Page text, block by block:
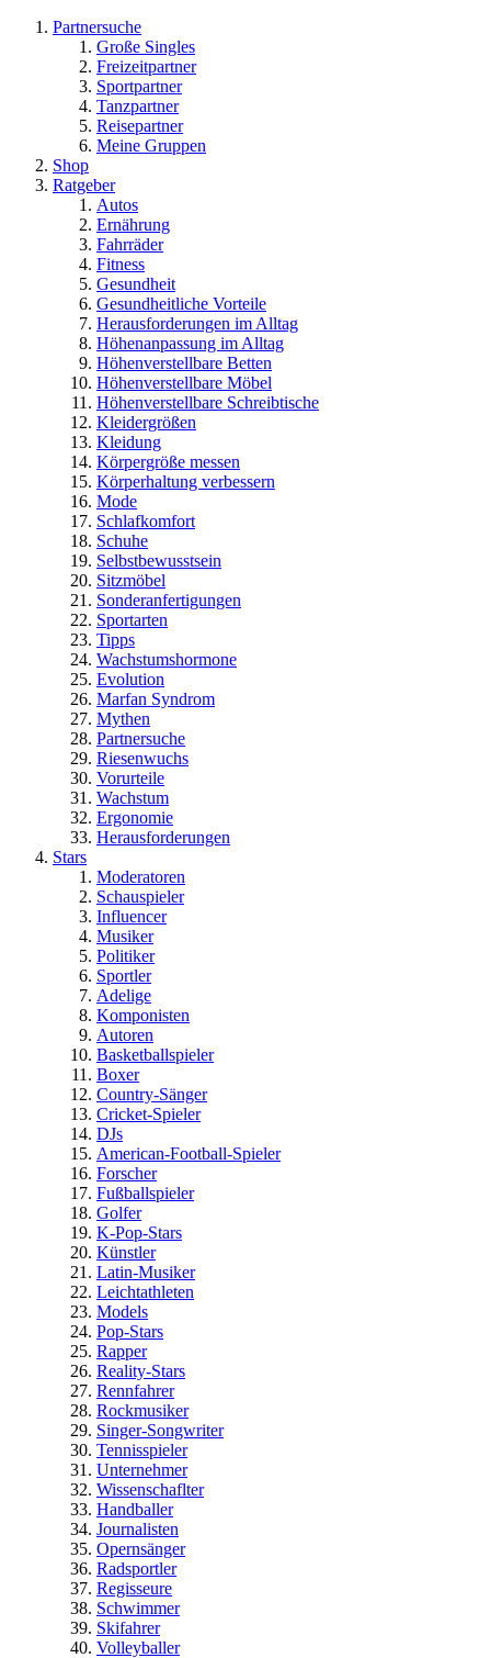
Partnersuche
Große Singles
Freizeitpartner
Sportpartner
Tanzpartner
Reisepartner
Meine Gruppen
Shop
Ratgeber
Autos
Ernährung
Fahrräder
Fitness
Gesundheit
Gesundheitliche Vorteile
Herausforderungen im Alltag
Höhenanpassung im Alltag
Höhenverstellbare Betten
Höhenverstellbare Möbel
Höhenverstellbare Schreibtische
Kleidergrößen
Kleidung
Körpergröße messen
Körperhaltung verbessern
Mode
Schlafkomfort
Schuhe
Selbstbewusstsein
Sitzmöbel
Sonderanfertigungen
Sportarten
Tipps
Wachstumshormone
Evolution
Marfan Syndrom
Mythen
Partnersuche
Riesenwuchs
Vorurteile
Wachstum
Ergonomie
Herausforderungen
Stars
Moderatoren
Schauspieler
Influencer
Musiker
Politiker
Sportler
Adelige
Komponisten
Autoren
Basketballspieler
Boxer
Country-Sänger
Cricket-Spieler
DJs
American-Football-Spieler
Forscher
Fußballspieler
Golfer
K-Pop-Stars
Künstler
Latin-Musiker
Leichtathleten
Models
Pop-Stars
Rapper
Reality-Stars
Rennfahrer
Rockmusiker
Singer-Songwriter
Tennisspieler
Unternehmer
Wissenschaflter
Handballer
Journalisten
Opernsänger
Radsportler
Regisseure
Schwimmer
Skifahrer
Volleyballer